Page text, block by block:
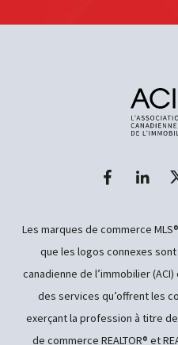
Les marques de commerce
que les logos connexes
canadienne de l’immobilier
des services qu’offrent les
exerçant la profession à titre de
de commerce REALTOR® et